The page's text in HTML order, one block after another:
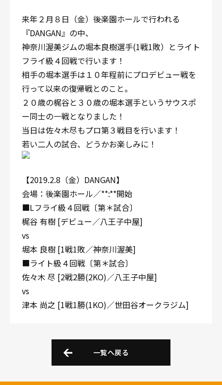
営業時間：月〜土 14:00〜22:00 / 日・祝 14:00〜19:00
来年２月８日（金）後楽園ホールで行われる
『DANGAN』の中、
神奈川渥美ジムの堀本良樹選手(1戦1敗）とライト
フライ級４回戦で行います！
相手の堀本選手は１０年程前にプロデビュー戦を
行って以来の復帰戦とのこと。
２０歳の梶谷と３０歳の堀本選手というサウスポ
ー同士の一戦となりました！
当日は佐々木尽もプロ第３戦目を行います！
若い二人の試合、どうかお楽しみに！
【2019.2.8（金）DANGAN】
会場：後楽園ホール／**:**開始
■Lフライ級４回戦〔第＊試合〕
梶谷 有樹 [デビュー／八王子中屋]
vs
堀本 良樹 [1戦1敗／神奈川渥美]
■ライト級４回戦〔第＊試合〕
佐々木 尽 [2戦2勝(2KO)／八王子中屋]
vs
津本 尚之 [1戦1勝(1KO)／世田谷オークラジム]
一覧へ戻る